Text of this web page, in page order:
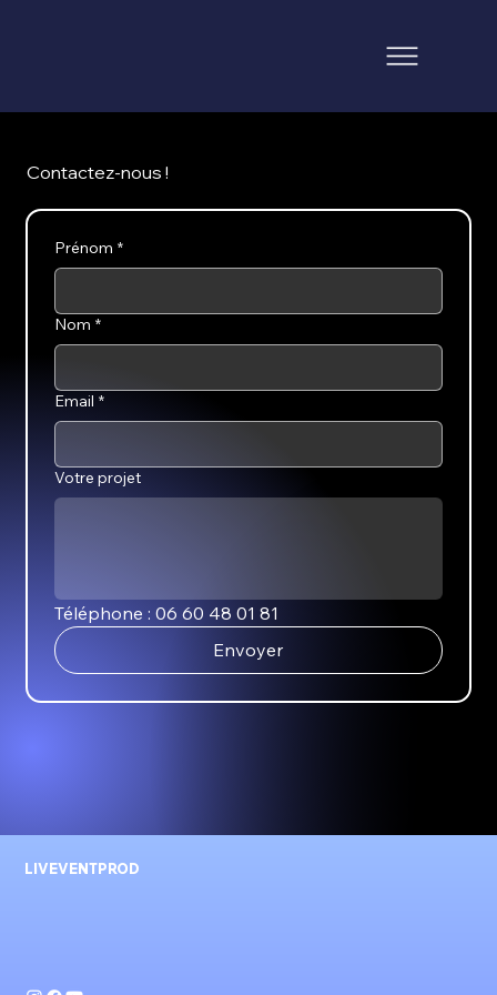
Contactez-nous !
Prénom *
Nom *
Email *
Votre projet
Téléphone : 06 60 48 01 81
Envoyer
LIVEVENTPROD